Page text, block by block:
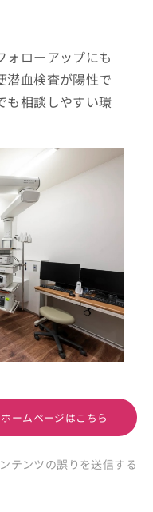
ォローアップにも
潜血検査が陽性で
も相談しやすい環
ームページはこちら
テンツの誤りを送信する